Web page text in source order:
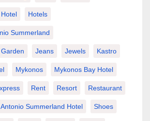
Hotel Hotels
Summerland
Jeans Jewels Kastro
Mykonos Mykonos Bay Hotel
Rent Resort Restaurant
Summerland Hotel Shoes